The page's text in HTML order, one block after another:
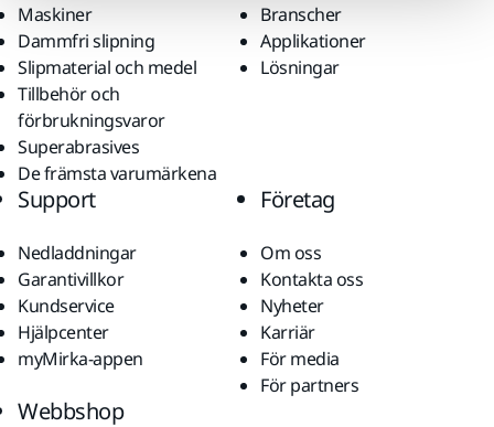
Maskiner
Dammfri slipning
Slipmaterial och medel
Tillbehör och
förbrukningsvaror
Superabrasives
De främsta varumärkena
Branscher
Applikationer
Lösningar
Support
Nedladdningar
Garantivillkor
Kundservice
Hjälpcenter
myMirka-appen
Företag
Om oss
Kontakta oss
Nyheter
Karriär
För media
För partners
Webbshop